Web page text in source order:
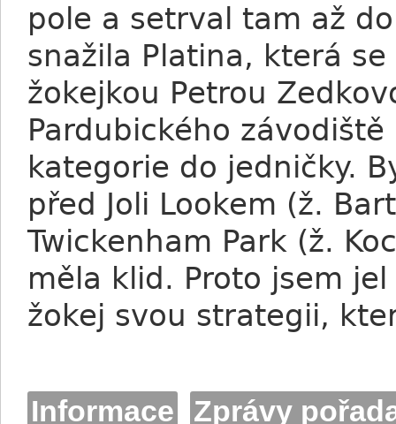
pole a setrval tam až
snažila Platina, která
žokejkou Petrou
Pardubického
kategorie do jedničky.
před Joli Lookem (ž.
Twickenham Park (ž.
měla klid. Proto jsem
žokej svou strategii,
Informace Zprávy